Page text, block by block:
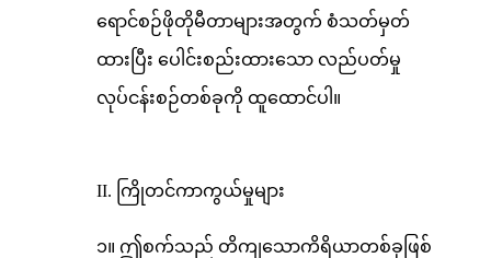
ရောင်စဉ်ဖိုတိုမီတာများအတွက် စံသတ်မှတ်
ထားပြီး ပေါင်းစည်းထားသော လည်ပတ်မှု
လုပ်ငန်းစဉ်တစ်ခုကို ထူထောင်ပါ။
II. ကြိုတင်ကာကွယ်မှုများ
၁။ ဤစက်သည် တိကျသောကိရိယာတစ်ခုဖြစ်